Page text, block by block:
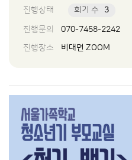
진행상태 회기 수 3
진행문의
070-7458-2242
진행장소
비대면 ZOOM